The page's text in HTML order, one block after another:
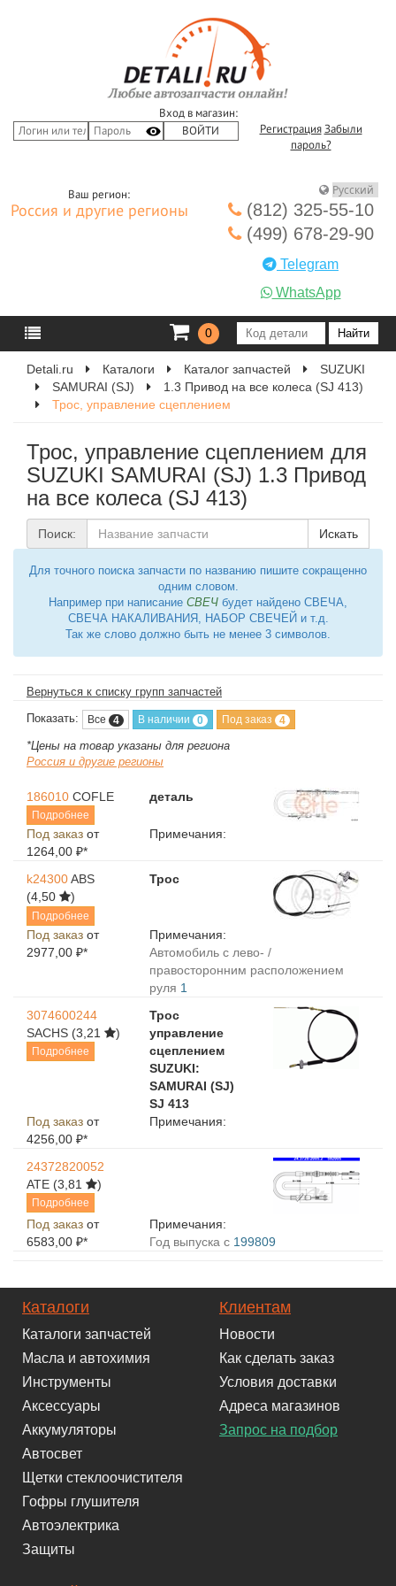
Вход в магазин:
Регистрация Забыли
пароль?
Ваш регион:
Россия и другие регионы
(812) 325-55-10
(499) 678-29-90
Telegram
WhatsApp
0
Detali.ru Каталоги Каталог запчастей
SUZUKI
SAMURAI (SJ)
1.3 Привод на все колеса (SJ 413)
Трос, управление сцеплением
Трос, управление сцеплением для
SUZUKI SAMURAI (SJ) 1.3 Привод
на все колеса (SJ 413)
Поиск: Искать
Для точного поиска запчасти по названию пишите сокращенно
одним словом.
Например при написание СВЕЧ будет найдено СВЕЧА,
СВЕЧА НАКАЛИВАНИЯ, НАБОР СВЕЧЕЙ и т.д.
Так же слово должно быть не менее 3 символов.
Вернуться к списку групп запчастей
Показать: Все 4 В наличии 0 Под заказ 4
*Цены на товар указаны для региона
Россия и другие регионы
186010 COFLE
Подробнее
деталь
Под заказ от
1264,00 ₽*
Примечания:
k24300ABS
(4,50
)
Подробнее
Трос
Под заказ от
2977,00 ₽*
Примечания:
Автомобиль с лево- /
правосторонним расположением
руля 1
3074600244
SACHS (3,21 )
Подробнее
Трос
управление
сцеплением
SUZUKI:
SAMURAI (SJ)
SJ 413
Под заказ от
4256,00 ₽*
Примечания:
24372820052
ATE (3,81 )
Подробнее
Под заказ от
6583,00 ₽*
Примечания:
Год выпуска с 199809
Каталоги
Каталоги запчастей
Масла и автохимия
Инструменты
Аксессуары
Аккумуляторы
Автосвет
Щетки стеклоочистителя
Гофры глушителя
Автоэлектрика
Защиты
Клиентам
Новости
Как сделать заказ
Условия доставки
Адреса магазинов
Запрос на подбор